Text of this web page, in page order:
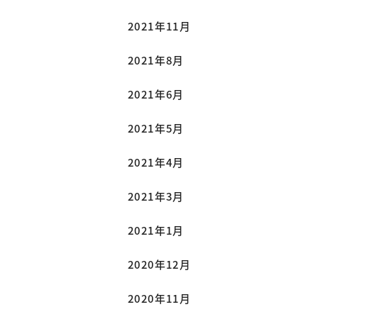
2021年11月
2021年8月
2021年6月
2021年5月
2021年4月
2021年3月
2021年1月
2020年12月
2020年11月